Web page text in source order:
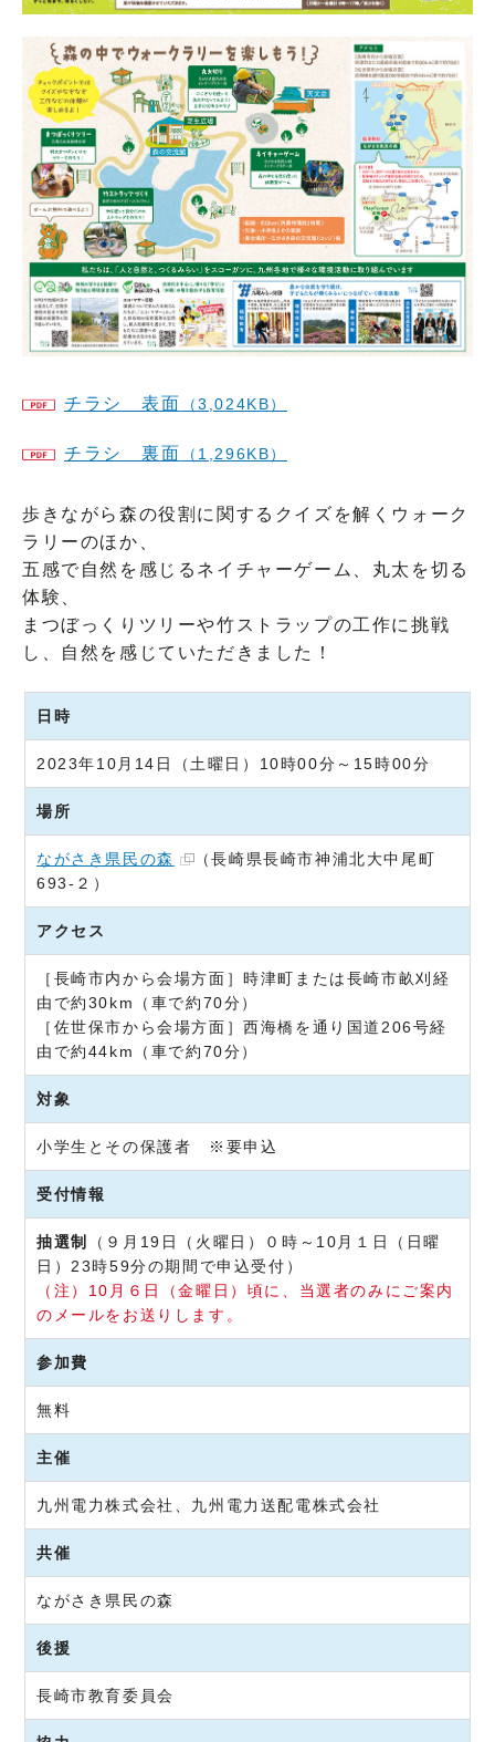
チラシ 表面 （3,024KB）
チラシ 裏面 （1,296KB）
歩きながら森の役割に関するクイズを解くウォーク
ラリーのほか、
五感で自然を感じるネイチャーゲーム、丸太を切る
体験、
まつぼっくりツリーや竹ストラップの工作に挑戦
し、自然を感じていただきました！
日時
2023年10月14日（土曜日）10時00分～15時00分
場所
ながさき県民の森
（長崎県長崎市神浦北大中尾町
693-２）
アクセス
［長崎市内から会場方面］時津町または長崎市畝刈経
由で約30km（車で約70分）
［佐世保市から会場方面］西海橋を通り国道206号経
由で約44km（車で約70分）
対象
小学生とその保護者 ※要申込
受付情報
抽選制
（９月19日（火曜日）０時～10月１日（日曜
日）23時59分の期間で申込受付）
（注）10月６日（金曜日）頃に、当選者のみにご案内
のメールをお送りします。
参加費
無料
主催
九州電力株式会社、九州電力送配電株式会社
共催
ながさき県民の森
後援
長崎市教育委員会